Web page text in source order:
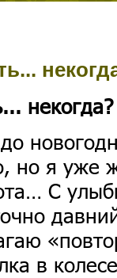
некогда?
но я уже
С
в